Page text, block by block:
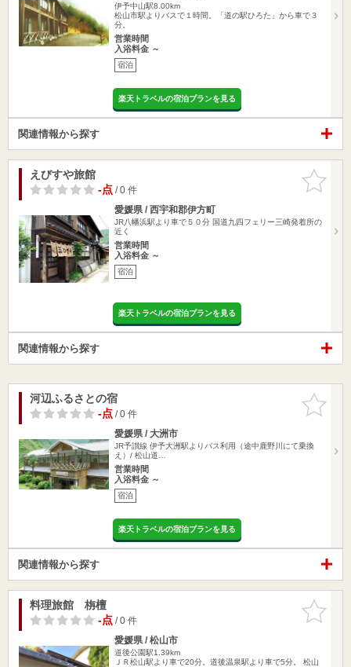
伊予中山駅8.00km
松山市駅よりバスで１時間。「道の駅ひろた」から車で３
分。
営業時間
入浴料金 ～
宿泊
楽天トラベルの宿泊プランを見る
関連情報から探す
お気に入
りに追加
えびすや旅館
-点/ 0 件
愛媛県 / 西宇和郡伊方町
JR八幡浜駅より車で５０分 国道九四フェリー三崎発着所の
近く
営業時間
入浴料金 ～
宿泊
楽天トラベルの宿泊プランを見る
関連情報から探す
お気に入
りに追加
河辺ふるさとの宿
-点/ 0 件
愛媛県 / 大洲市
JR予讃線 伊予大洲駅よりバス利用（途中鹿野川にて乗換
え）/ 松山道…
営業時間
入浴料金 ～
宿泊
楽天トラベルの宿泊プランを見る
関連情報から探す
お気に入
りに追加
料理旅館 栴檀
-点/ 0 件
愛媛県 / 松山市
道後公園駅1.39km
ＪＲ松山駅より車で20分。道後温泉駅より車で5分。 松山